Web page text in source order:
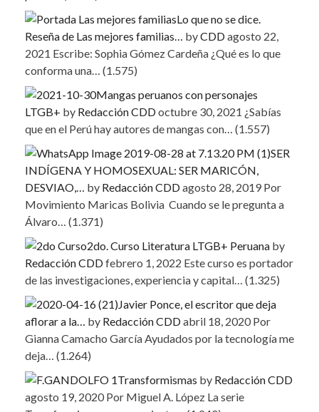
Lo que no se dice.
Reseña de Las mejores familias… byCDDagosto 22,
2021 Escribe: Sophia Gómez Cardeña ¿Qué es lo que
conforma una… (1.575)
Mangas peruanos con personajes
LTGB+ by Redacción CDDoctubre 30, 2021 ¿Sabías
que en el Perú hay autores de mangas con… (1.557)
SER
INDÍGENA Y HOMOSEXUAL: SER MARICÓN,
DESVIAO,… by Redacción CDDagosto 28, 2019 Por
Movimiento Maricas Bolivia Cuando se le pregunta a
Álvaro… (1.371)
2do. Curso Literatura LTGB+ Peruana by
Redacción CDDfebrero 1, 2022 Este curso es portador
de las investigaciones, experiencia y capital… (1.325)
Javier Ponce, el escritor que deja
aflorar a la… by Redacción CDDabril 18, 2020 Por
Gianna Camacho García Ayudados por la tecnología me
deja… (1.264)
Transformismas by Redacción CDD
agosto 19, 2020 Por Miguel A. López La serie